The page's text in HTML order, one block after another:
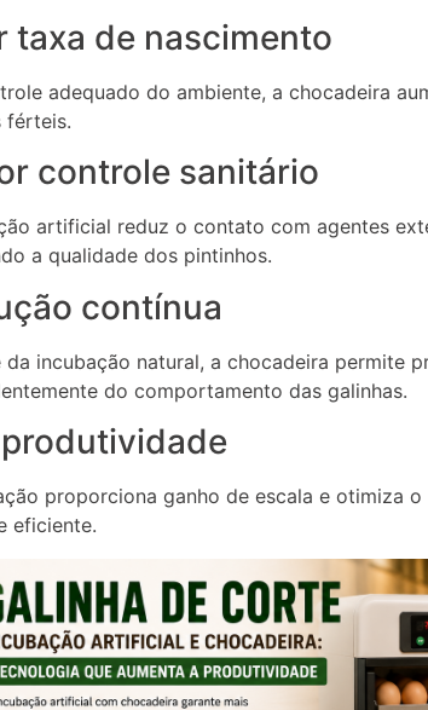
taxa de nascimento
adequado do ambiente, a chocadeira
férteis.
controle sanitário
artificial reduz o contato com agentes
a qualidade dos pintinhos.
contínua
da incubação natural, a chocadeira permite
do comportamento das galinhas.
proporciona ganho de escala e otimiza
eficiente.